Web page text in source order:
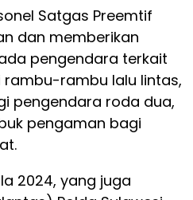
Satgas Preemtif
dan memberikan
pengendara terkait
rambu lalu lintas,
pengendara roda dua,
pengaman bagi
2024, yang juga